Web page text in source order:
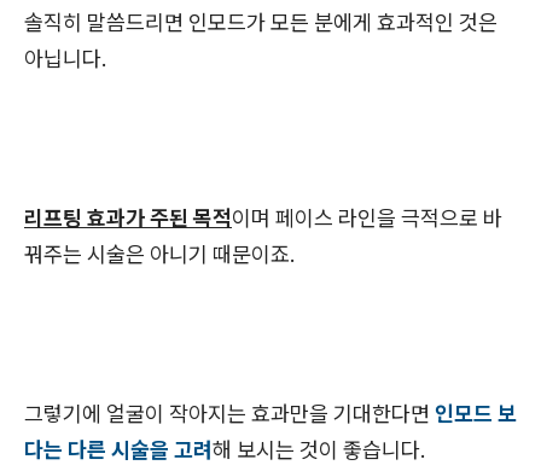
솔직히 말씀드리면 인모드가 모든 분에게 효과적인 것은
아닙니다.
리프팅 효과가 주된 목적이며 페이스 라인을 극적으로 바
꿔주는 시술은 아니기 때문이죠.
그렇기에 얼굴이 작아지는 효과만을 기대한다면 인모드 보
다는 다른 시술을 고려해 보시는 것이 좋습니다.